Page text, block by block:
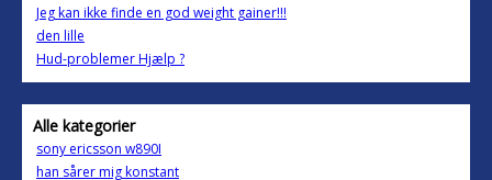
Jeg kan ikke finde en god weight gainer!!!
den lille
Hud-problemer Hjælp ?
Alle kategorier
sony ericsson w890I
han sårer mig konstant